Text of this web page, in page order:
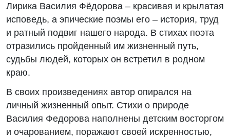
Лирика Василия Фёдорова – красивая и крылатая
исповедь, а эпические поэмы его – история, труд
и ратный подвиг нашего народа. В стихах поэта
отразились пройденный им жизненный путь,
судьбы людей, которых он встретил в родном
краю.
В своих произведениях автор опирался на
личный жизненный опыт. Стихи о природе
Василия Федорова наполнены детским восторгом
и очарованием, поражают своей искренностью,